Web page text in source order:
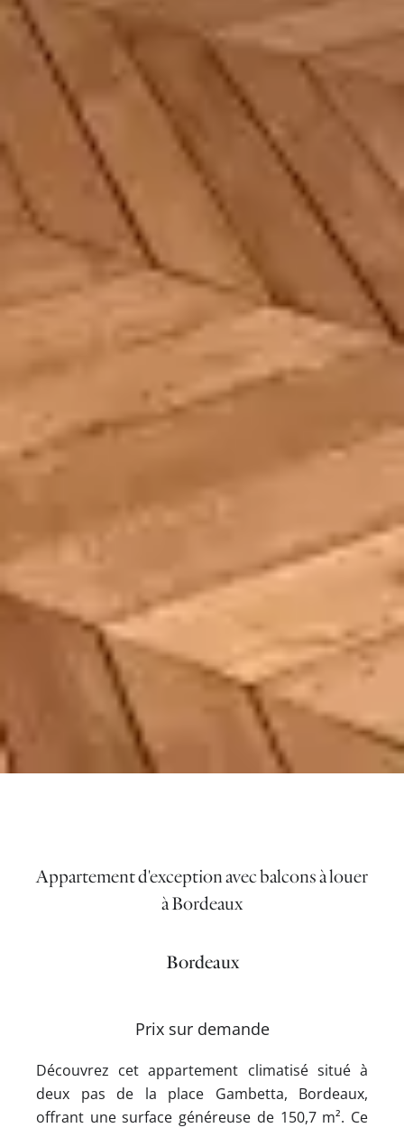
Appartement d'exception avec balcons à louer
à Bordeaux
Bordeaux
Prix sur demande
Découvrez cet appartement climatisé situé à
deux pas de la place Gambetta, Bordeaux,
offrant une surface généreuse de 150,7 m². Ce